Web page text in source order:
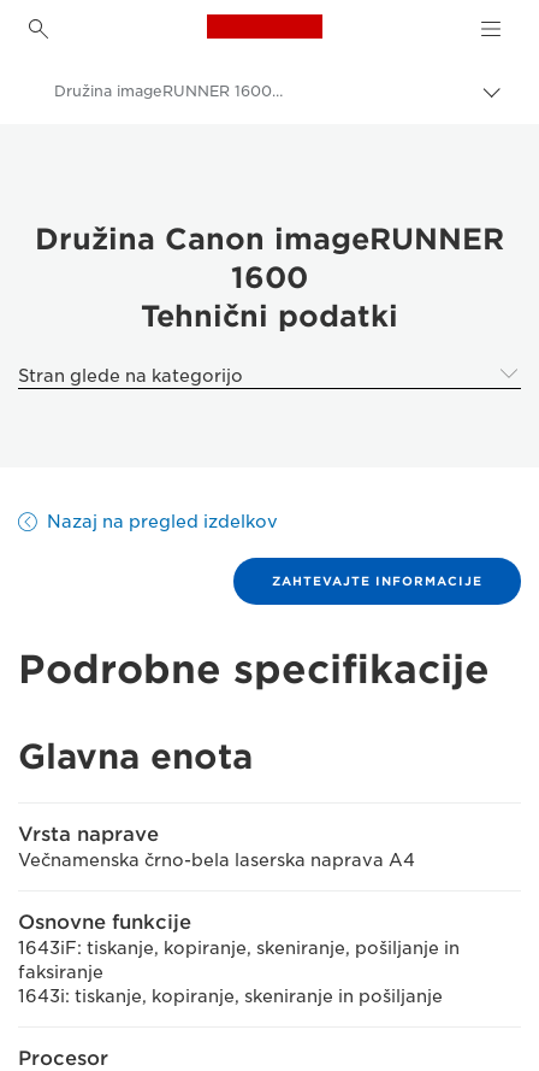
Canon Logo, back to
Poslovni izdelki
Poslovni tiskalniki in faksi
Družina imageRUNNER 1600 – Specifikacije
Družina Canon imageRUNNER
1600
Tehnični podatki
Stran glede na kategorijo
Nazaj na pregled izdelkov
ZAHTEVAJTE INFORMACIJE
Podrobne specifikacije
Glavna enota
Vrsta naprave
Večnamenska črno-bela laserska naprava A4
Osnovne funkcije
1643iF: tiskanje, kopiranje, skeniranje, pošiljanje in
faksiranje
1643i: tiskanje, kopiranje, skeniranje in pošiljanje
Procesor